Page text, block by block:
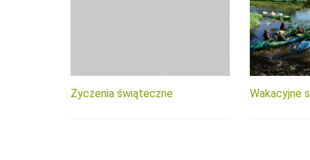
Życzenia świąteczne Wakacyjne